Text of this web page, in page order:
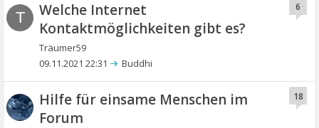
T
Welche Internet
Kontaktmöglichkeiten gibt es?
Träumer59
6
09.11.2021 22:31 Buddhi
Hilfe für einsame Menschen im
Forum
18